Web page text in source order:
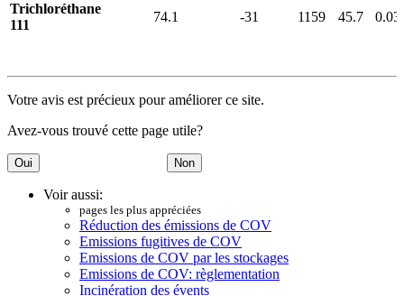
Trichloréthane
111
74.1 -31 1159 45.7
Votre avis est précieux pour améliorer ce site.
Avez-vous trouvé cette page utile?
Voir aussi:
pages les plus appréciées
Réduction des émissions de COV
Emissions fugitives de COV
Emissions de COV par les stockages
Emissions de COV: règlementation
Incinération des évents